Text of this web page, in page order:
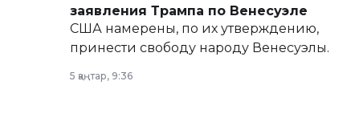
заявления Трампа по Венесуэле
США намерены, по их утверждению,
принести свободу народу Венесуэлы.
5 қаңтар, 9:36